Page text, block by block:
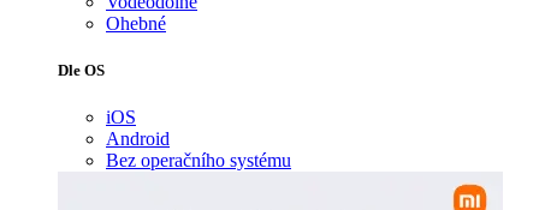
Ohebné
Dle OS
iOS
Android
Bez operačního systému